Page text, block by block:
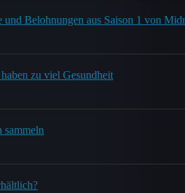
Belohnungen aus Saison 1 von
zu viel Gesundheit
sammeln